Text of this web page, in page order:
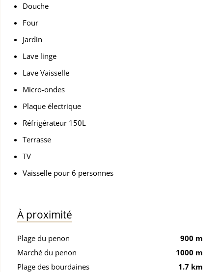
Douche
Four
Jardin
Lave linge
Lave Vaisselle
Micro-ondes
Plaque électrique
Réfrigérateur 150L
Terrasse
TV
Vaisselle pour 6 personnes
À proximité
Plage du penon
900 m
Marché du penon
1000 m
Plage des bourdaines
1.7 km